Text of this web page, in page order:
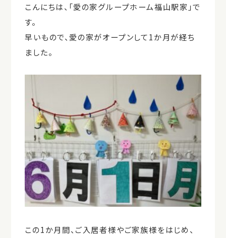
こんにちは、「愛の家グループホーム福山駅家」で
す。
早いもので、愛の家がオープンして1か月が経ち
ました。
この1か月間、ご入居者様やご家族様をはじめ、